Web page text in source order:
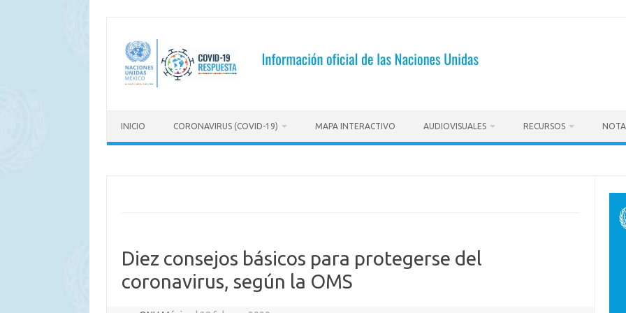
contenido
INICIO CORONAVIRUS (COVID-19) MAPA INTERACTIVO AUDIOVISUALES RECURSOS
Diez consejos básicos para protegerse del
coronavirus, según la OMS